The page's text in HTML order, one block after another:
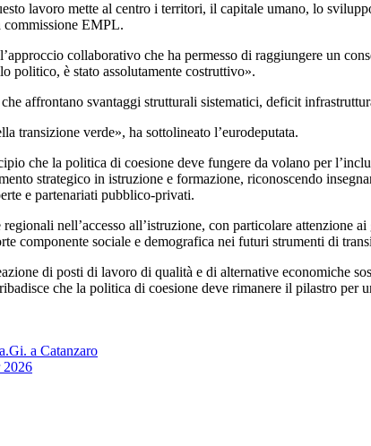
lavoro mette al centro i territori, il capitale umano, lo
commissione EMPL.
collaborativo che ha permesso di raggiungere un
politico, è stato assolutamente costruttivo».
affrontano svantaggi strutturali sistematici, deficit
transizione verde», ha sottolineato l’eurodeputata.
che la politica di coesione deve fungere da volano per
strategico in istruzione e formazione, riconoscendo
e partenariati pubblico-privati.
nell’accesso all’istruzione, con particolare attenzione
componente sociale e demografica nei futuri strumenti di
di posti di lavoro di qualità e di alternative economiche
che la politica di coesione deve rimanere il pilastro per
a Catanzaro
2026